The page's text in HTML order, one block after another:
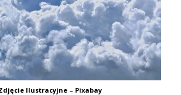
Ilustracyjne – Pixabay